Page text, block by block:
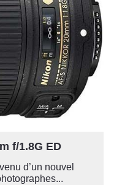
f/1.8G ED
d’un nouvel